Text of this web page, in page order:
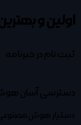
اولین و
ثبت نام در خبرنامه
دسترسی آسان
دستیار هوش